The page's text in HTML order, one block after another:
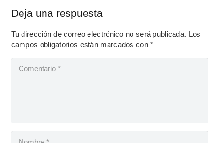
Deja una respuesta
Tu dirección de correo electrónico no será publicada. Los
campos obligatorios están marcados con*